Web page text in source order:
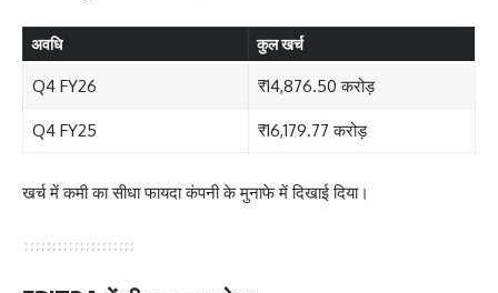
अवधि कुल खर्च
Q4 FY26 ₹14,876.50 करोड़
Q4 FY25 ₹16,179.77 करोड़
खर्च में कमी का सीधा फायदा कंपनी के मुनाफे में दिखाई दिया।